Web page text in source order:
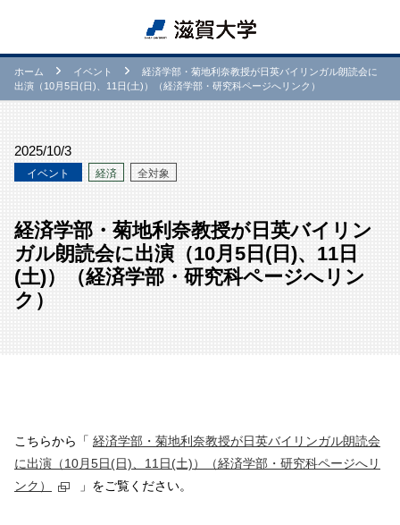
ホーム イベント
経済学部・菊地利奈教授が日英バイリンガル朗読会に
出演（10月5日(日)、11日(土)）（経済学部・研究科ページへリンク）
2025/10/3
イベント 経済 全対象
経済学部・菊地利奈教授が日英バイリン
ガル朗読会に出演（10月5日(日)、11日
(土)）（経済学部・研究科ページへリン
ク）
こちらから「 経済学部・菊地利奈教授が日英バイリンガル朗読会
に出演（10月5日(日)、11日(土)）（経済学部・研究科ページへリ
ンク）
」をご覧ください。